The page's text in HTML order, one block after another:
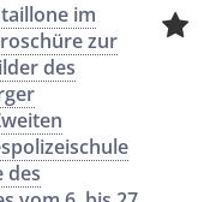
im
zur
des
des